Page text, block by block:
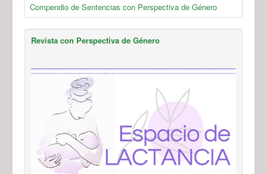
Compendio de Sentencias con Perspectiva de Género
Revista con Perspectiva de Género